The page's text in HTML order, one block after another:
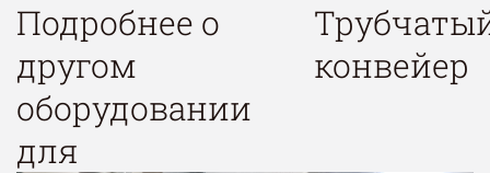
Подробнее о
другом
оборудовании
для
конвейер